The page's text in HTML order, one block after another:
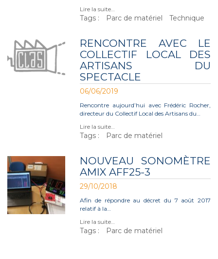
Lire la suite…
Tags : Parc de matériel Technique
RENCONTRE AVEC LE
COLLECTIF LOCAL DES
ARTISANS DU
SPECTACLE
06/06/2019
Rencontre aujourd’hui avec Frédéric Rocher,
directeur du Collectif Local des Artisans du…
Lire la suite…
Tags : Parc de matériel
NOUVEAU SONOMÈTRE
AMIX AFF25-3
29/10/2018
Afin de répondre au décret du 7 août 2017
relatif à la…
Lire la suite…
Tags : Parc de matériel